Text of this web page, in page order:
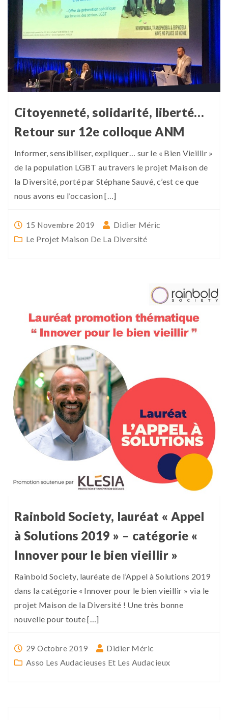
Citoyenneté, solidarité, liberté…
Retour sur 12e colloque ANM
Informer, sensibiliser, expliquer… sur le « Bien Vieillir »
de la population LGBT au travers le projet Maison de
la Diversité, porté par Stéphane Sauvé, c’est ce que
nous avons eu l’occasion […]
15 Novembre 2019
Didier Méric
Le Projet Maison De La Diversité
Rainbold Society, lauréat « Appel
à Solutions 2019 » – catégorie «
Innover pour le bien vieillir »
Rainbold Society, lauréate de l’Appel à Solutions 2019
dans la catégorie « Innover pour le bien vieillir » via le
projet Maison de la Diversité ! Une très bonne
nouvelle pour toute […]
29 Octobre 2019
Didier Méric
Asso Les Audacieuses Et Les Audacieux